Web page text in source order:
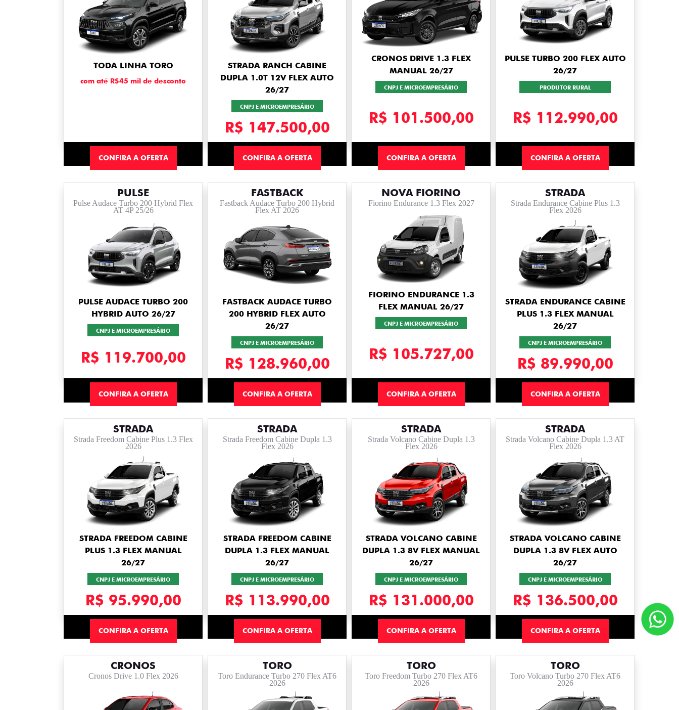
TODA LINHA TORO
com até R$45 mil de desconto
CONFIRA A OFERTA
STRADA RANCH CABINE
DUPLA 1.0T 12V FLEX AUTO
26/27
CNPJ E MICROEMPRESÁRIO
R$ 147.500,00
CONFIRA A OFERTA
CRONOS DRIVE 1.3 FLEX
MANUAL 26/27
CNPJ E MICROEMPRESÁRIO
R$ 101.500,00
CONFIRA A OFERTA
PULSE TURBO 200 FLEX AUTO
26/27
PRODUTOR RURAL
R$ 112.990,00
CONFIRA A OFERTA
PULSE
Pulse Audace Turbo 200 Hybrid Flex
AT 4P 25/26
PULSE AUDACE TURBO 200
HYBRID AUTO 26/27
CNPJ E MICROEMPRESÁRIO
R$ 119.700,00
CONFIRA A OFERTA
FASTBACK
Fastback Audace Turbo 200 Hybrid
Flex AT 2026
FASTBACK AUDACE TURBO
200 HYBRID FLEX AUTO
26/27
CNPJ E MICROEMPRESÁRIO
R$ 128.960,00
CONFIRA A OFERTA
NOVA FIORINO
Fiorino Endurance 1.3 Flex 2027
FIORINO ENDURANCE 1.3
FLEX MANUAL 26/27
CNPJ E MICROEMPRESÁRIO
R$ 105.727,00
CONFIRA A OFERTA
STRADA
Strada Endurance Cabine Plus 1.3
Flex 2026
STRADA ENDURANCE CABINE
PLUS 1.3 FLEX MANUAL
26/27
CNPJ E MICROEMPRESÁRIO
R$ 89.990,00
CONFIRA A OFERTA
STRADA
Strada Freedom Cabine Plus 1.3 Flex
2026
STRADA FREEDOM CABINE
PLUS 1.3 FLEX MANUAL
26/27
CNPJ E MICROEMPRESÁRIO
R$ 95.990,00
CONFIRA A OFERTA
STRADA
Strada Freedom Cabine Dupla 1.3
Flex 2026
STRADA FREEDOM CABINE
DUPLA 1.3 FLEX MANUAL
26/27
CNPJ E MICROEMPRESÁRIO
R$ 113.990,00
CONFIRA A OFERTA
STRADA
Strada Volcano Cabine Dupla 1.3
Flex 2026
STRADA VOLCANO CABINE
DUPLA 1.3 8V FLEX MANUAL
26/27
CNPJ E MICROEMPRESÁRIO
R$ 131.000,00
CONFIRA A OFERTA
STRADA
Strada Volcano Cabine Dupla 1.3 AT
Flex 2026
STRADA VOLCANO CABINE
DUPLA 1.3 8V FLEX AUTO
26/27
CNPJ E MICROEMPRESÁRIO
R$ 136.500,00
CONFIRA A OFERTA
CRONOS
Cronos Drive 1.0 Flex 2026
TORO
Toro Endurance Turbo 270 Flex AT6
2026
TORO
Toro Freedom Turbo 270 Flex AT6
2026
TORO
Toro Volcano Turbo 270 Flex AT6
2026